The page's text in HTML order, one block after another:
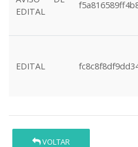
EDITAL
EDITAL
VOLTAR